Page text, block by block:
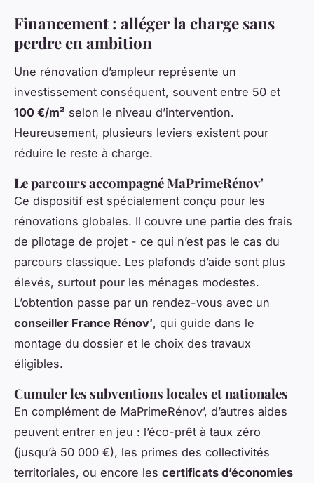
Financement : alléger la charge sans
perdre en ambition
Une rénovation d’ampleur représente un
investissement conséquent, souvent entre 50 et
100 €/m² selon le niveau d’intervention.
Heureusement, plusieurs leviers existent pour
réduire le reste à charge.
Le parcours accompagné MaPrimeRénov'
Ce dispositif est spécialement conçu pour les
rénovations globales. Il couvre une partie des frais
de pilotage de projet - ce qui n’est pas le cas du
parcours classique. Les plafonds d’aide sont plus
élevés, surtout pour les ménages modestes.
L’obtention passe par un rendez-vous avec un
conseiller France Rénov’, qui guide dans le
montage du dossier et le choix des travaux
éligibles.
Cumuler les subventions locales et nationales
En complément de MaPrimeRénov’, d’autres aides
peuvent entrer en jeu : l’éco-prêt à taux zéro
(jusqu’à 50 000 €), les primes des collectivités
territoriales, ou encore les certificats d’économies